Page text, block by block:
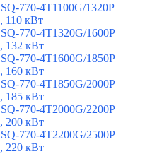
770-4T1100G/1320P
110 кВт
770-4T1320G/1600P
132 кВт
770-4T1600G/1850P
160 кВт
770-4T1850G/2000P
185 кВт
770-4T2000G/2200P
200 кВт
770-4T2200G/2500P
220 кВт